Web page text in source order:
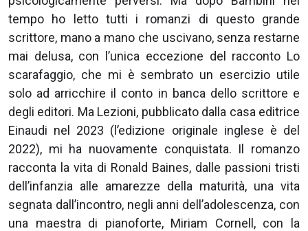
tempo ho letto tutti i romanzi di questo grande
scrittore, mano a mano che uscivano, senza restarne
mai delusa, con l’unica eccezione del racconto Lo
scarafaggio, che mi è sembrato un esercizio utile
solo ad arricchire il conto in banca dello scrittore e
degli editori. Ma Lezioni, pubblicato dalla casa editrice
Einaudi nel 2023 (l’edizione originale inglese è del
2022), mi ha nuovamente conquistata. Il romanzo
racconta la vita di Ronald Baines, dalle passioni tristi
dell’infanzia alle amarezze della maturità, una vita
segnata dall’incontro, negli anni dell’adolescenza, con
una maestra di pianoforte, Miriam Cornell, con la